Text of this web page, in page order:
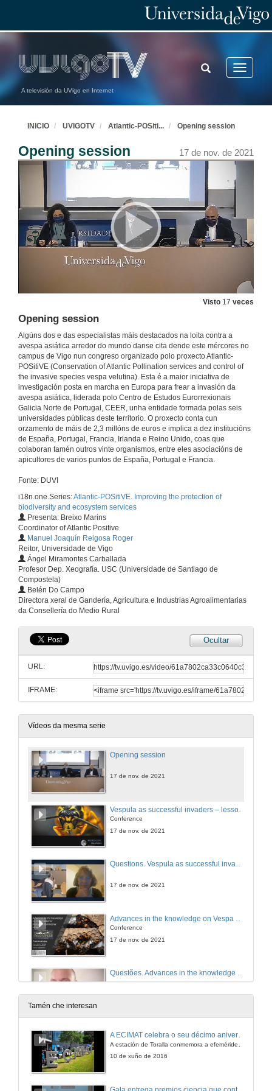
A televisión da UVigo en Internet
Toggle
TOGGLE
SEARCH
INICIO UVIGOTV Atlantic-POSiti... Opening session
Opening session 17 de nov. de 2021
Visto 17 veces
Opening session
Algúns dos e das especialistas máis destacados na loita contra a
avespa asiática arredor do mundo danse cita dende este mércores no
campus de Vigo nun congreso organizado polo proxecto Atlantic-
POSitiVE (Conservation of Atlantic Pollination services and control of
the invasive species vespa velutina). Esta é a maior iniciativa de
investigación posta en marcha en Europa para frear a invasión da
avespa asiática, liderada polo Centro de Estudos Eurorrexionais
Galicia Norte de Portugal, CEER, unha entidade formada polas seis
universidades públicas deste territorio. O proxecto conta cun
orzamento de máis de 2,3 millóns de euros e implica a dez institucións
de España, Portugal, Francia, Irlanda e Reino Unido, coas que
colaboran tamén outros vinte organismos, entre eles asociacións de
apicultores de varios puntos de España, Portugal e Francia.
Fonte: DUVI
i18n.one.Series:Atlantic-POSitiVE. Improving the protection of
biodiversity and ecosystem services
Presenta: Breixo Marins
Coordinator of Atlantic Positive
Manuel Joaquín Reigosa Roger
Reitor, Universidade de Vigo
Ángel Miramontes Carballada
Profesor Dep. Xeografía. USC (Universidade de Santiago de
Compostela)
Belén Do Campo
Directora xeral de Gandería, Agricultura e Industrias Agroalimentarias
da Consellería do Medio Rural
Ocultar
URL:
IFRAME:
Vídeos da mesma serie
Opening session
17 de nov. de 2021
Conference
17 de nov. de 2021
Questions. Vespula as successful invaders – lessons from New Zealand in impact and control
17 de nov. de 2021
Conference
17 de nov. de 2021
Questões. Advances in the knowledge on Vespa velutina biology in its invasive range
17 de nov. de 2021
Conference
17 de nov. de 2021
Tamén che interesan
A ECIMAT celebra o seu décimo aniversario
10 de xuño de 2016